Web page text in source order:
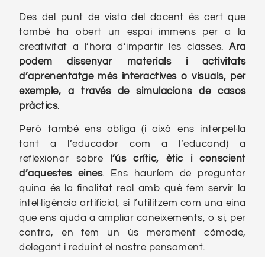
Des del punt de vista del docent és cert que
també ha obert un espai immens per a la
creativitat a l’hora d’impartir les classes.Ara
podem dissenyar materials i activitats
d’aprenentatge més interactives o visuals, per
exemple, a través de simulacions de casos
pràctics.
Però també ens obliga (i això ens interpel·la
tant a l’educador com a l’educand) a
reflexionar sobre
l’ús crític, ètic i conscient
d’aquestes eines. Ens hauríem de preguntar
quina és la finalitat real amb què fem servir la
intel·ligència artificial, si l’utilitzem com una eina
que ens ajuda a ampliar coneixements, o si, per
contra, en fem un ús merament còmode,
delegant i reduint el nostre pensament.